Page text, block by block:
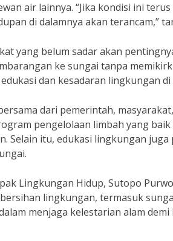
air lainnya. “Jika kondisi ini
di dalamnya akan terancam,”
yang belum sadar akan
ke sungai tanpa
dan kesadaran lingkungan
dari pemerintah,
pengelolaan limbah yang
Selain itu, edukasi lingkungan
Lingkungan Hidup, Sutopo
lingkungan, termasuk
menjaga kelestarian alam